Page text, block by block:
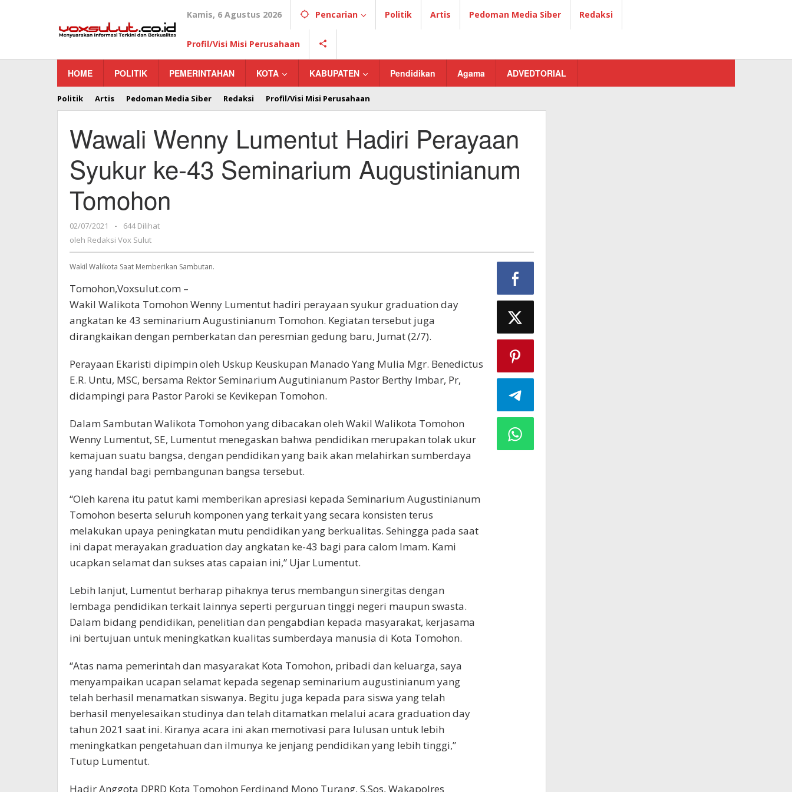
Kamis, 6 Agustus 2026 Pencarian Politik Artis Pedoman Media Siber Redaksi
Profil/Visi Misi Perusahaan
HOME POLITIK PEMERINTAHAN KOTA KABUPATEN Pendidikan Agama ADVEDTORIAL
Politik Artis Pedoman Media Siber Redaksi Profil/Visi Misi Perusahaan
Wawali Wenny Lumentut Hadiri Perayaan
Syukur ke-43 Seminarium Augustinianum
Tomohon
02/07/2021
oleh
Redaksi
-
644 Dilihat
oleh Redaksi Vox Sulut
Wakil Walikota Saat Memberikan Sambutan.
Tomohon,Voxsulut.com –
Wakil Walikota Tomohon Wenny Lumentut hadiri perayaan syukur graduation day
angkatan ke 43 seminarium Augustinianum Tomohon. Kegiatan tersebut juga
dirangkaikan dengan pemberkatan dan peresmian gedung baru, Jumat (2/7).
Perayaan Ekaristi dipimpin oleh Uskup Keuskupan Manado Yang Mulia Mgr. Benedictus
E.R. Untu, MSC, bersama Rektor Seminarium Augutinianum Pastor Berthy Imbar, Pr,
didampingi para Pastor Paroki se Kevikepan Tomohon.
Dalam Sambutan Walikota Tomohon yang dibacakan oleh Wakil Walikota Tomohon
Wenny Lumentut, SE, Lumentut menegaskan bahwa pendidikan merupakan tolak ukur
kemajuan suatu bangsa, dengan pendidikan yang baik akan melahirkan sumberdaya
yang handal bagi pembangunan bangsa tersebut.
“Oleh karena itu patut kami memberikan apresiasi kepada Seminarium Augustinianum
Tomohon beserta seluruh komponen yang terkait yang secara konsisten terus
melakukan upaya peningkatan mutu pendidikan yang berkualitas. Sehingga pada saat
ini dapat merayakan graduation day angkatan ke-43 bagi para calom Imam. Kami
ucapkan selamat dan sukses atas capaian ini,” Ujar Lumentut.
Lebih lanjut, Lumentut berharap pihaknya terus membangun sinergitas dengan
lembaga pendidikan terkait lainnya seperti perguruan tinggi negeri maupun swasta.
Dalam bidang pendidikan, penelitian dan pengabdian kepada masyarakat, kerjasama
ini bertujuan untuk meningkatkan kualitas sumberdaya manusia di Kota Tomohon.
“Atas nama pemerintah dan masyarakat Kota Tomohon, pribadi dan keluarga, saya
menyampaikan ucapan selamat kepada segenap seminarium augustinianum yang
telah berhasil menamatkan siswanya. Begitu juga kepada para siswa yang telah
berhasil menyelesaikan studinya dan telah ditamatkan melalui acara graduation day
tahun 2021 saat ini. Kiranya acara ini akan memotivasi para lulusan untuk lebih
meningkatkan pengetahuan dan ilmunya ke jenjang pendidikan yang lebih tinggi,”
Tutup Lumentut.
Hadir Anggota DPRD Kota Tomohon Ferdinand Mono Turang, S.Sos, Wakapolres